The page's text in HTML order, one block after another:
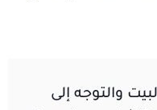
والتوجه إلى